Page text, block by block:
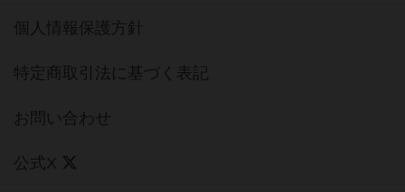
個人情報保護方針
特定商取引法に基づく表記
お問い合わせ
公式X